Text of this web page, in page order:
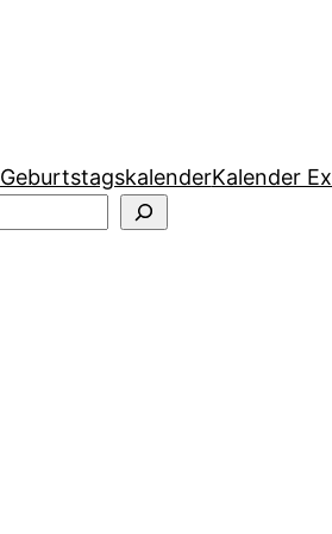
GeburtstagskalenderKalender